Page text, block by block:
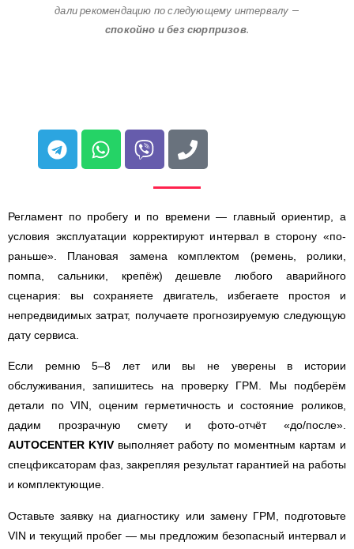
дали рекомендацию по следующему интервалу —
спокойно и без сюрпризов.
Регламент по пробегу и по времени — главный ориентир, а
условия эксплуатации корректируют интервал в сторону «по-
раньше». Плановая замена комплектом (ремень, ролики,
помпа, сальники, крепёж) дешевле любого аварийного
сценария: вы сохраняете двигатель, избегаете простоя и
непредвидимых затрат, получаете прогнозируемую следующую
дату сервиса.
Если ремню 5–8 лет или вы не уверены в истории
обслуживания, запишитесь на проверку ГРМ. Мы подберём
детали по VIN, оценим герметичность и состояние роликов,
дадим прозрачную смету и фото-отчёт «до/после».
AUTOCENTER KYIV выполняет работу по моментным картам и
спецфиксаторам фаз, закрепляя результат гарантией на работы
и комплектующие.
Оставьте заявку на диагностику или замену ГРМ, подготовьте
VIN и текущий пробег — мы предложим безопасный интервал и